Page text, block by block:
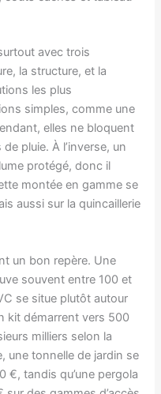
avec trois
la structure, et la
les plus
simples, comme une
elles ne bloquent
pluie. À l’inverse, un
protégé, donc il
montée en gamme se
aussi sur la quincaillerie
un bon repère. Une
souvent entre 100 et
se situe plutôt autour
kit démarrent vers 500
milliers selon la
une tonnelle de jardin se
€, tandis qu’une pergola